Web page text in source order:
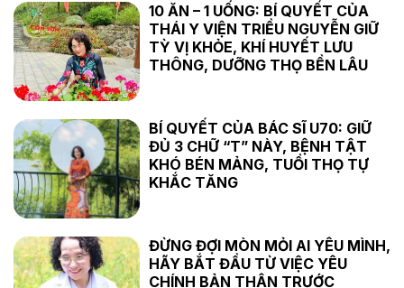
10 ĂN – 1 UỐNG: BÍ QUYẾT CỦA
THÁI Y VIỆN TRIỀU NGUYỄN GIỮ
TỲ VỊ KHỎE, KHÍ HUYẾT LƯU
THÔNG, DƯỠNG THỌ BỀN LÂU
BÍ QUYẾT CỦA BÁC SĨ U70: GIỮ
ĐỦ 3 CHỮ “T” NÀY, BỆNH TẬT
KHÓ BÉN MẢNG, TUỔI THỌ TỰ
KHẮC TĂNG
ĐỪNG ĐỢI MÒN MỎI AI YÊU MÌNH,
HÃY BẮT ĐẦU TỪ VIỆC YÊU
CHÍNH BẢN THÂN TRƯỚC